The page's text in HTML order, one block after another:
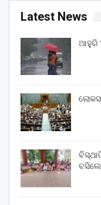
Latest News
ଆହୁରି